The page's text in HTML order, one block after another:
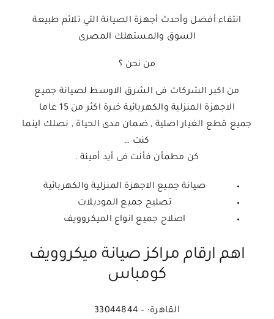
انتقاء أفضل وأحدث أجهزة الصيانة التي تلائم طبيعة
السوق والمستهلك المصرى
من نحن ؟
من اكبر الشركات فى الشرق الاوسط لصيانة جميع
الاجهزة المنزلية والكهربائية خبرة اكثر من 15 عاما
جميع قطع الغيار اصلية , ضمان مدى الحياة , نصلك اينما
كنت …
كن مطمأن فأنت فى أيد أمينة .
صيانة جميع الاجهزة المنزلية والكهربائية
تصليح جميع الموديلات
اصلاح جميع انواع الميكروويف
اهم ارقام مراكز صيانة ميكروويف
كومباس
القاهرة: – 33044844